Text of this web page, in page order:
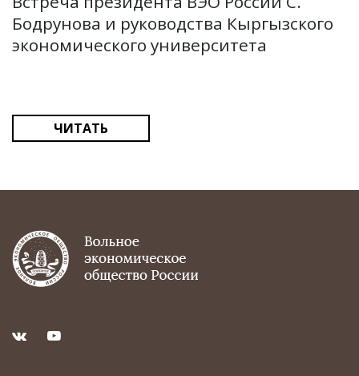
Бодрунова и руководства Кыргызского
экономического университета
ЧИТАТЬ